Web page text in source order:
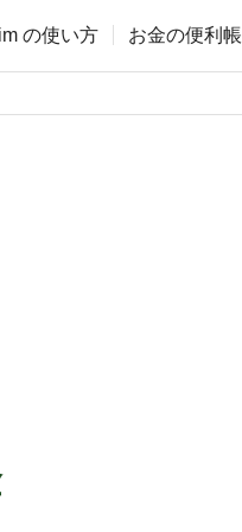
の使い方 お金の便利帳